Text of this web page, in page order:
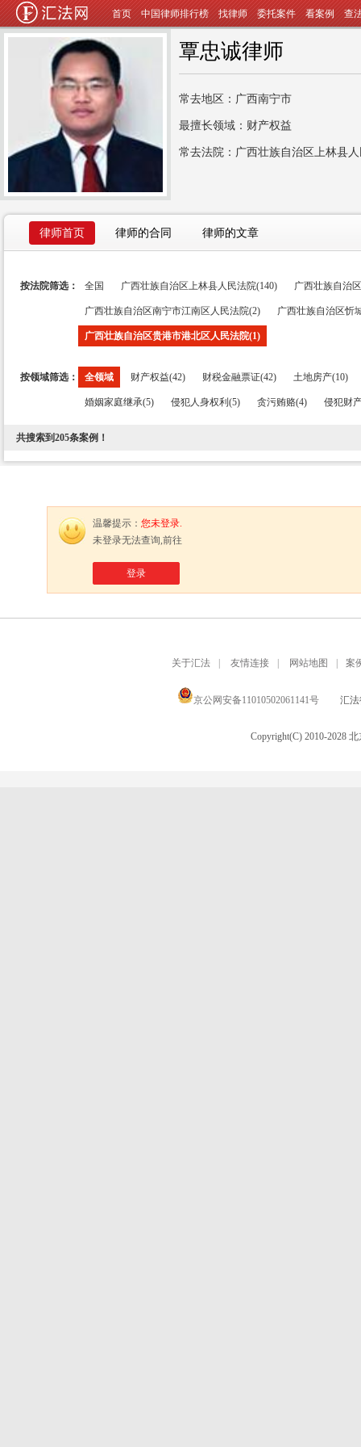
首页 中国律师排行榜 找律师 委托案件 看案例 查
覃忠诚律师
常去地区：广西南宁市
最擅长领域：财产权益
常去法院：广西壮族自治区上林县
律师首页 律师的合同 律师的文章
按法院筛选： 全国 广西壮族自治区上林县人民法院(140) 广西壮族自治
广西壮族自治区南宁市江南区人民法院(2) 广西壮族自治区忻
广西壮族自治区贵港市港北区人民法院(1)
按领域筛选： 全领域 财产权益(42) 财税金融票证(42) 土地房产(10)
婚姻家庭继承(5) 侵犯人身权利(5) 贪污贿赂(4) 侵犯财
共搜索到205条案例！
温馨提示： 您未登录.
未登录无法查询,前往
登录
关于汇法 友情连接 网站地图 案
京公网安备11010502061141号 汇法
Copyright(C) 2010-2028